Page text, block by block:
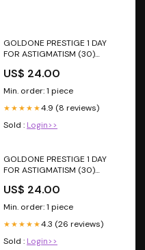
GOLDONE PRESTIGE 1 DAY
FOR ASTIGMATISM (30)
US$ 24.00
Min. order: 1 piece
★★★★★4.9 (8 reviews)
Sold : Login>>
GOLDONE PRESTIGE 1 DAY
FOR ASTIGMATISM (30)
US$ 24.00
Min. order: 1 piece
★★★★★4.3 (26 reviews)
Sold : Login>>